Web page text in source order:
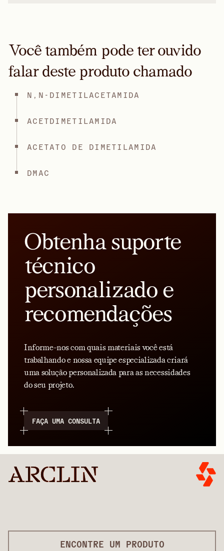
Você também pode ter ouvido
falar deste produto chamado
N,N-DIMETILACETAMIDA
ACETDIMETILAMIDA
ACETATO DE DIMETILAMIDA
DMAC
Obtenha suporte
técnico
personalizado e
recomendações
Informe-nos com quais materiais você está
trabalhando e nossa equipe especializada criará
uma solução personalizada para as necessidades
do seu projeto.
FAÇA UMA CONSULTA
ENCONTRE UM PRODUTO